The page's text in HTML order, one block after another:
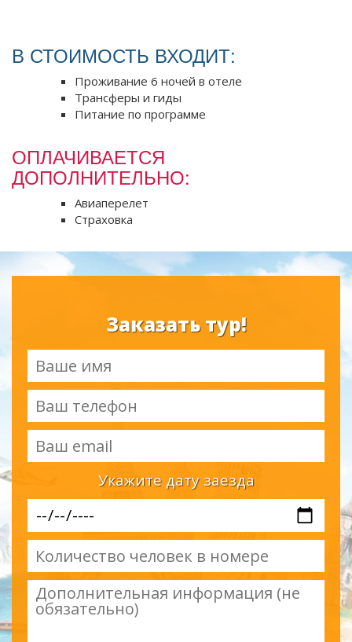
В СТОИМОСТЬ ВХОДИТ:
Проживание 6 ночей в отеле
Трансферы и гиды
Питание по программе
ОПЛАЧИВАЕТСЯ
ДОПОЛНИТЕЛЬНО:
Авиаперелет
Страховка
Заказать тур!
Укажите дату заезда